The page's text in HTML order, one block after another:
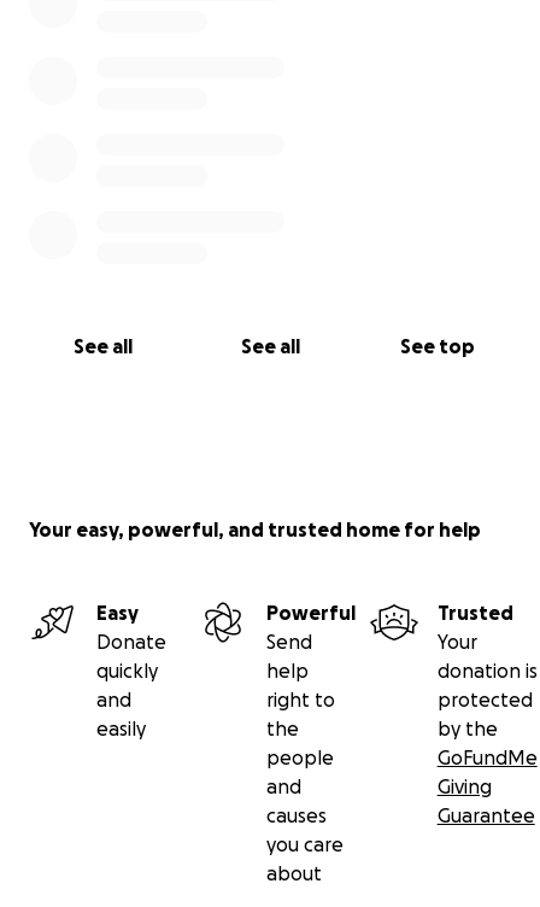
See all See all See top
Mi sueño es luchar fuerte y salir de esto con su
Your easy, powerful, and trusted home for help
Easy
Donate
quickly
and
easily
Powerful
Send
help
right to
the
people
and
causes
you care
about
Trusted
Your
donation is
protected
by the
GoFundMe
Giving
Guarantee